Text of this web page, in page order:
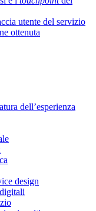
utente del servizio
ottenuta
dell’esperienza
design